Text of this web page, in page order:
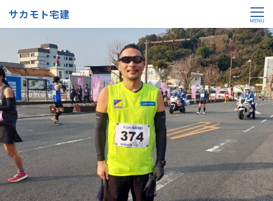
サカモト宅建 MENU